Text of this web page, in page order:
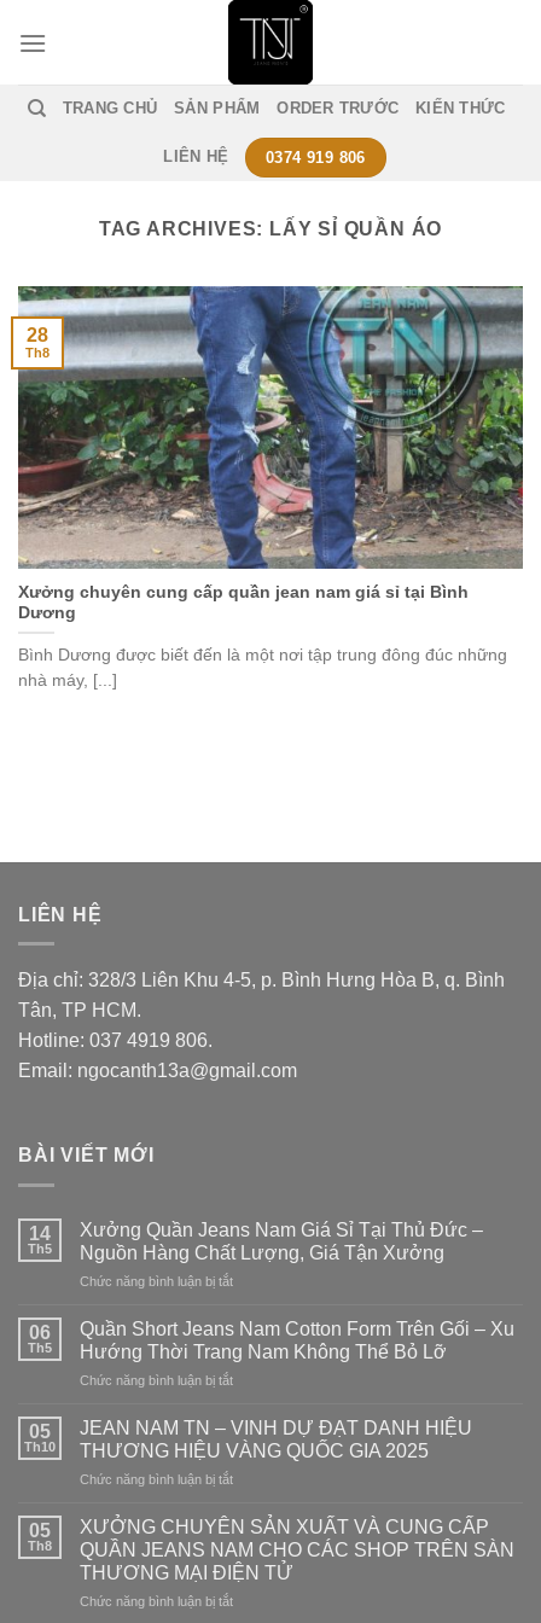
TRANG CHỦ SẢN PHẨM ORDER TRƯỚC KIẾN THỨC
LIÊN HỆ 0374 919 806
TAG ARCHIVES: LẤY SỈ QUẦN ÁO
Xưởng chuyên cung cấp quần jean nam giá sỉ tại Bình
Dương
Bình Dương được biết đến là một nơi tập trung đông đúc những
nhà máy, [...]
28
Th8
LIÊN HỆ
Địa chỉ: 328/3 Liên Khu 4-5, p. Bình Hưng Hòa B, q. Bình
Tân, TP HCM.
Hotline: 037 4919 806.
Email: ngocanth13a@gmail.com
BÀI VIẾT MỚI
14
Th5
Xưởng Quần Jeans Nam Giá Sỉ Tại Thủ Đức –
Nguồn Hàng Chất Lượng, Giá Tận Xưởng
Chức năng bình luận bị tắt
Quần
Jeans
Nam
Tại
Thủ
Hàng
Chất
Lượng,
06
Th5
Quần Short Jeans Nam Cotton Form Trên Gối – Xu
Hướng Thời Trang Nam Không Thể Bỏ Lỡ
Chức năng bình luận bị tắt
Short
Jeans
Nam
Trên
Gối
–
Xu
05
Th10
JEAN NAM TN – VINH DỰ ĐẠT DANH HIỆU
THƯƠNG HIỆU VÀNG QUỐC GIA 2025
Chức năng bình luận bị tắt
NAM
TN
–
VINH
05
Th8
XƯỞNG CHUYÊN SẢN XUẤT VÀ CUNG CẤP
QUẦN JEANS NAM CHO CÁC SHOP TRÊN SÀN
THƯƠNG MẠI ĐIỆN TỬ
Chức năng bình luận bị tắt